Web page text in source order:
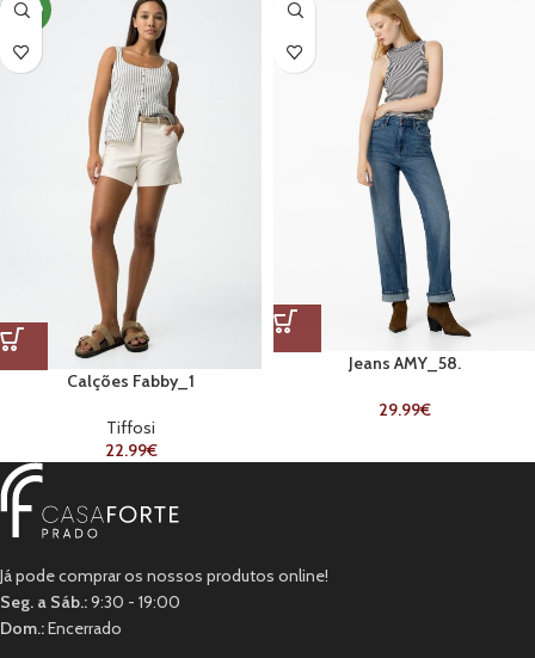
NOVO
Calções Fabby_1
Tiffosi
22.99€
Jeans AMY_58.
29.99€
Já pode comprar os nossos produtos online!
Seg. a Sáb.:9:30 - 19:00
Dom.:Encerrado